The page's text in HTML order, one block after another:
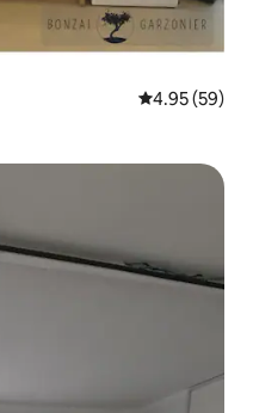
Ukadiriaji wa
4.95 (59)